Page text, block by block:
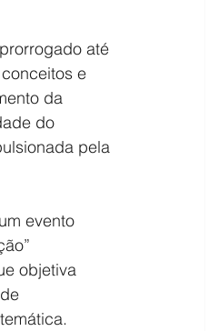
até
e
da
do
pela
evento
objetiva